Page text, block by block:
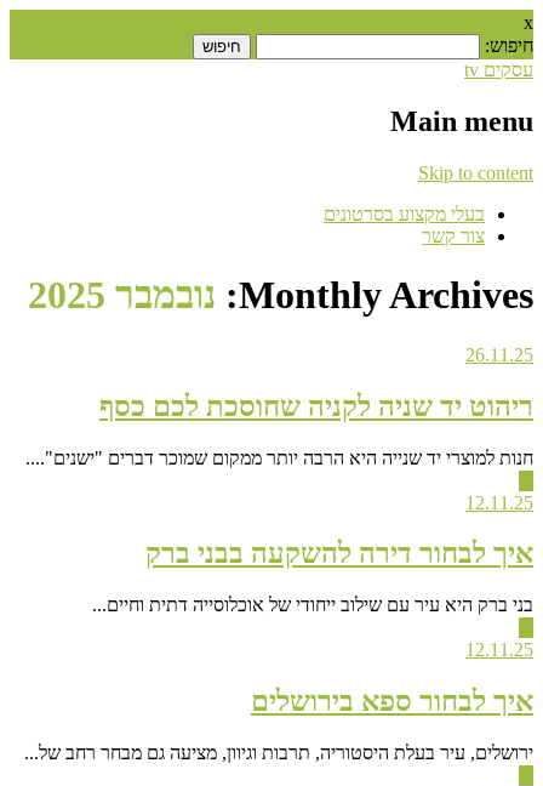
x
חיפוש:
עסקים tv
Main menu
Skip to content
בעלי מקצוע בסרטונים
צור קשר
Monthly Archives: נובמבר 2025
26.11.25
ריהוט יד שניה לקניה שחוסכת לכם כסף
חנות למוצרי יד שנייה היא הרבה יותר ממקום שמוכר דברים "ישנים"....
12.11.25
איך לבחור דירה להשקעה בבני ברק
בני ברק היא עיר עם שילוב ייחודי של אוכלוסייה דתית וחיים...
12.11.25
איך לבחור ספא בירושלים
ירושלים, עיר בעלת היסטוריה, תרבות וגיוון, מציעה גם מבחר רחב של...